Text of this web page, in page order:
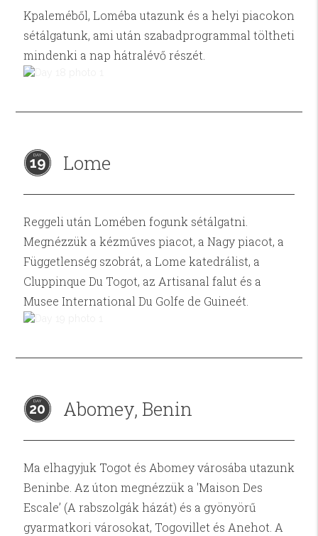
Kpaleméből, Loméba utazunk és a helyi piacokon
sétálgatunk, ami után szabadprogrammal töltheti
mindenki a nap hátralévő részét.
19 Lome
Reggeli után Lomében fogunk sétálgatni.
Megnézzük a kézműves piacot, a Nagy piacot, a
Függetlenség szobrát, a Lome katedrálist, a
Cluppinque Du Togot, az Artisanal falut és a
Musee International Du Golfe de Guineét.
20 Abomey, Benin
Ma elhagyjuk Togot és Abomey városába utazunk
Beninbe. Az úton megnézzük a 'Maison Des
Escale’ (A rabszolgák házát) és a gyönyörű
gyarmatkori városokat, Togovillet és Anehot. A